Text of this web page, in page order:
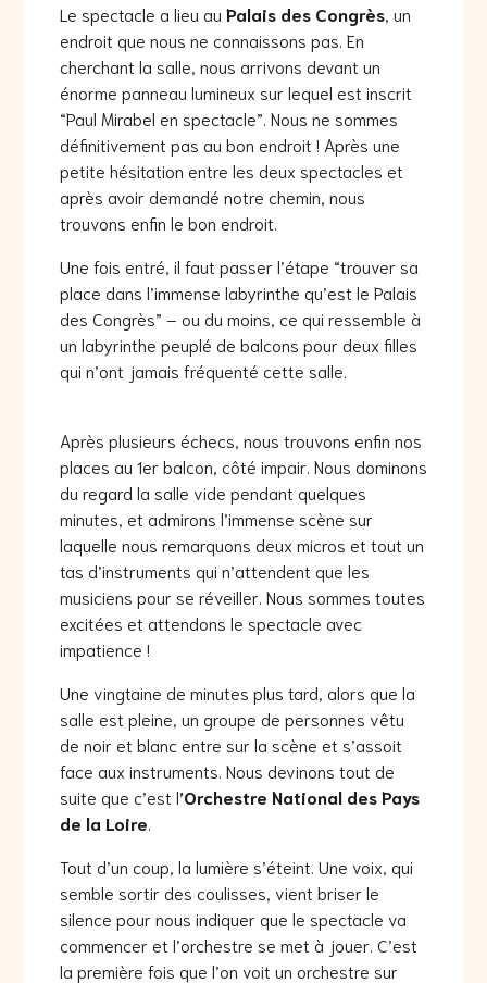
Le spectacle a lieu au Palais des Congrès, un
endroit que nous ne connaissons pas. En
cherchant la salle, nous arrivons devant un
énorme panneau lumineux sur lequel est inscrit
“Paul Mirabel en spectacle”. Nous ne sommes
définitivement pas au bon endroit ! Après une
petite hésitation entre les deux spectacles et
après avoir demandé notre chemin, nous
trouvons enfin le bon endroit.
Une fois entré, il faut passer l’étape “trouver sa
place dans l’immense labyrinthe qu’est le Palais
des Congrès” – ou du moins, ce qui ressemble à
un labyrinthe peuplé de balcons pour deux filles
qui n’ont jamais fréquenté cette salle.
Après plusieurs échecs, nous trouvons enfin nos
places au 1er balcon, côté impair. Nous dominons
du regard la salle vide pendant quelques
minutes, et admirons l’immense scène sur
laquelle nous remarquons deux micros et tout un
tas d’instruments qui n’attendent que les
musiciens pour se réveiller. Nous sommes toutes
excitées et attendons le spectacle avec
impatience !
Une vingtaine de minutes plus tard, alors que la
salle est pleine, un groupe de personnes vêtu
de noir et blanc entre sur la scène et s’assoit
face aux instruments. Nous devinons tout de
suite que c’est l’Orchestre National des Pays
de la Loire
Tout d’un coup, la lumière s’éteint. Une voix, qui
semble sortir des coulisses, vient briser le
silence pour nous indiquer que le spectacle va
commencer et l’orchestre se met à jouer. C’est
la première fois que l’on voit un orchestre sur